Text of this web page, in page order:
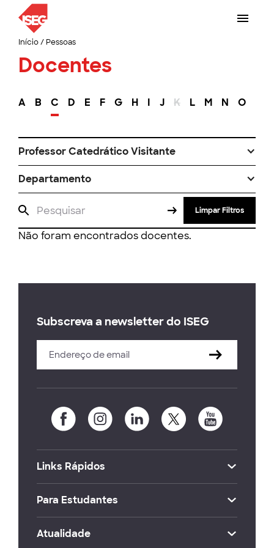
Início/ Pessoas
Docentes
A B C D E F G H I J K L M N O
Professor Catedrático Visitante
Departamento
Limpar Filtros
Não foram encontrados docentes.
Subscreva a newsletter do ISEG
Links Rápidos
Para Estudantes
Atualidade